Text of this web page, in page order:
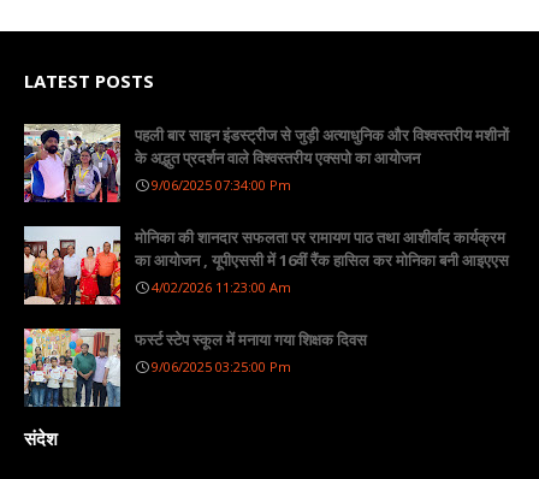
LATEST POSTS
पहली बार साइन इंडस्ट्रीज से जुड़ी अत्याधुनिक और विश्वस्तरीय मशीनों
के अद्भुत प्रदर्शन वाले विश्वस्तरीय एक्सपो का आयोजन
9/06/2025 07:34:00 Pm
मोनिका की शानदार सफलता पर रामायण पाठ तथा आशीर्वाद कार्यक्रम
का आयोजन , यूपीएससी में 16वीं रैंक हासिल कर मोनिका बनी आइएएस
4/02/2026 11:23:00 Am
फर्स्ट स्टेप स्कूल में मनाया गया शिक्षक दिवस
9/06/2025 03:25:00 Pm
संदेश